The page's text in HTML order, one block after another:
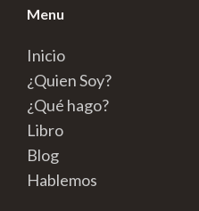
Menu
Inicio
¿Quien Soy?
¿Qué hago?
Libro
Blog
Hablemos